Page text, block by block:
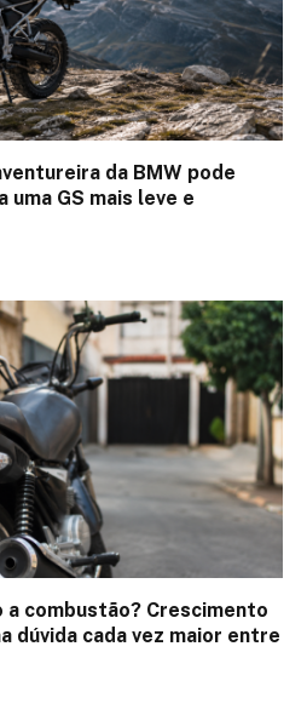
da BMW pode
uma GS mais leve e
combustão? Crescimento
dúvida cada vez maior entre